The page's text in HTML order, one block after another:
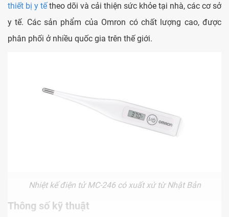
thiết bị y tếtheo dõi và cải thiện sức khỏe tại nhà, các cơ sở
y tế. Các sản phẩm của Omron có chất lượng cao, được
phân phối ở nhiều quốc gia trên thế giới.
Nhiệt kế điện tử MC-246 có xuất xứ từ Nhật Bản
Thông số kỹ thuật